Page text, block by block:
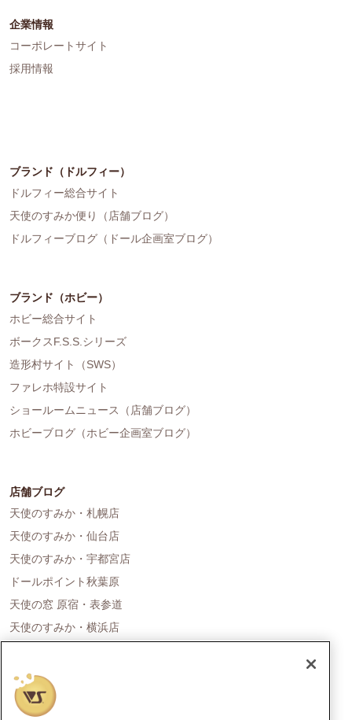
企業情報
コーポレートサイト
採用情報
ブランド（ドルフィー）
ドルフィー総合サイト
天使のすみか便り（店舗ブログ）
ドルフィーブログ（ドール企画室ブログ）
ブランド（ホビー）
ホビー総合サイト
ボークスF.S.S.シリーズ
造形村サイト（SWS）
ファレホ特設サイト
ショールームニュース（店舗ブログ）
ホビーブログ（ホビー企画室ブログ）
店舗ブログ
天使のすみか・札幌店
天使のすみか・仙台店
天使のすみか・宇都宮店
ドールポイント秋葉原
天使の窓 原宿・表参道
天使のすみか・横浜店
天使の里 霞中庵
ドールポイント大阪